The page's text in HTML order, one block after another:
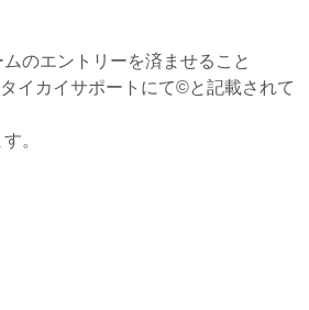
のエントリーを済ませること
イカイサポートにて©︎と記載されて
。